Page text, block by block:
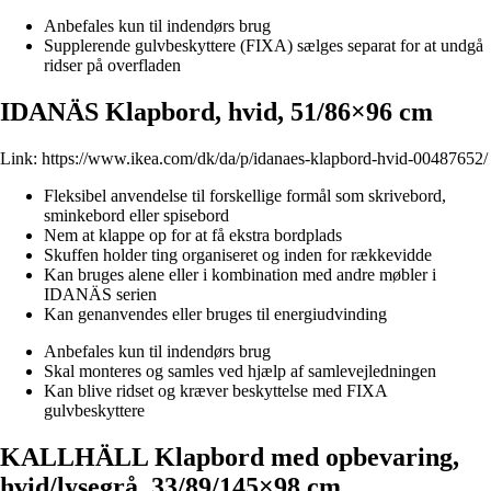
Anbefales kun til indendørs brug
Supplerende gulvbeskyttere (FIXA) sælges separat for at undgå
ridser på overfladen
IDANÄS Klapbord, hvid, 51/86×96 cm
Link: https://www.ikea.com/dk/da/p/idanaes-klapbord-hvid-00487652/
Fleksibel anvendelse til forskellige formål som skrivebord,
sminkebord eller spisebord
Nem at klappe op for at få ekstra bordplads
Skuffen holder ting organiseret og inden for rækkevidde
Kan bruges alene eller i kombination med andre møbler i
IDANÄS serien
Kan genanvendes eller bruges til energiudvinding
Anbefales kun til indendørs brug
Skal monteres og samles ved hjælp af samlevejledningen
Kan blive ridset og kræver beskyttelse med FIXA
gulvbeskyttere
KALLHÄLL Klapbord med opbevaring,